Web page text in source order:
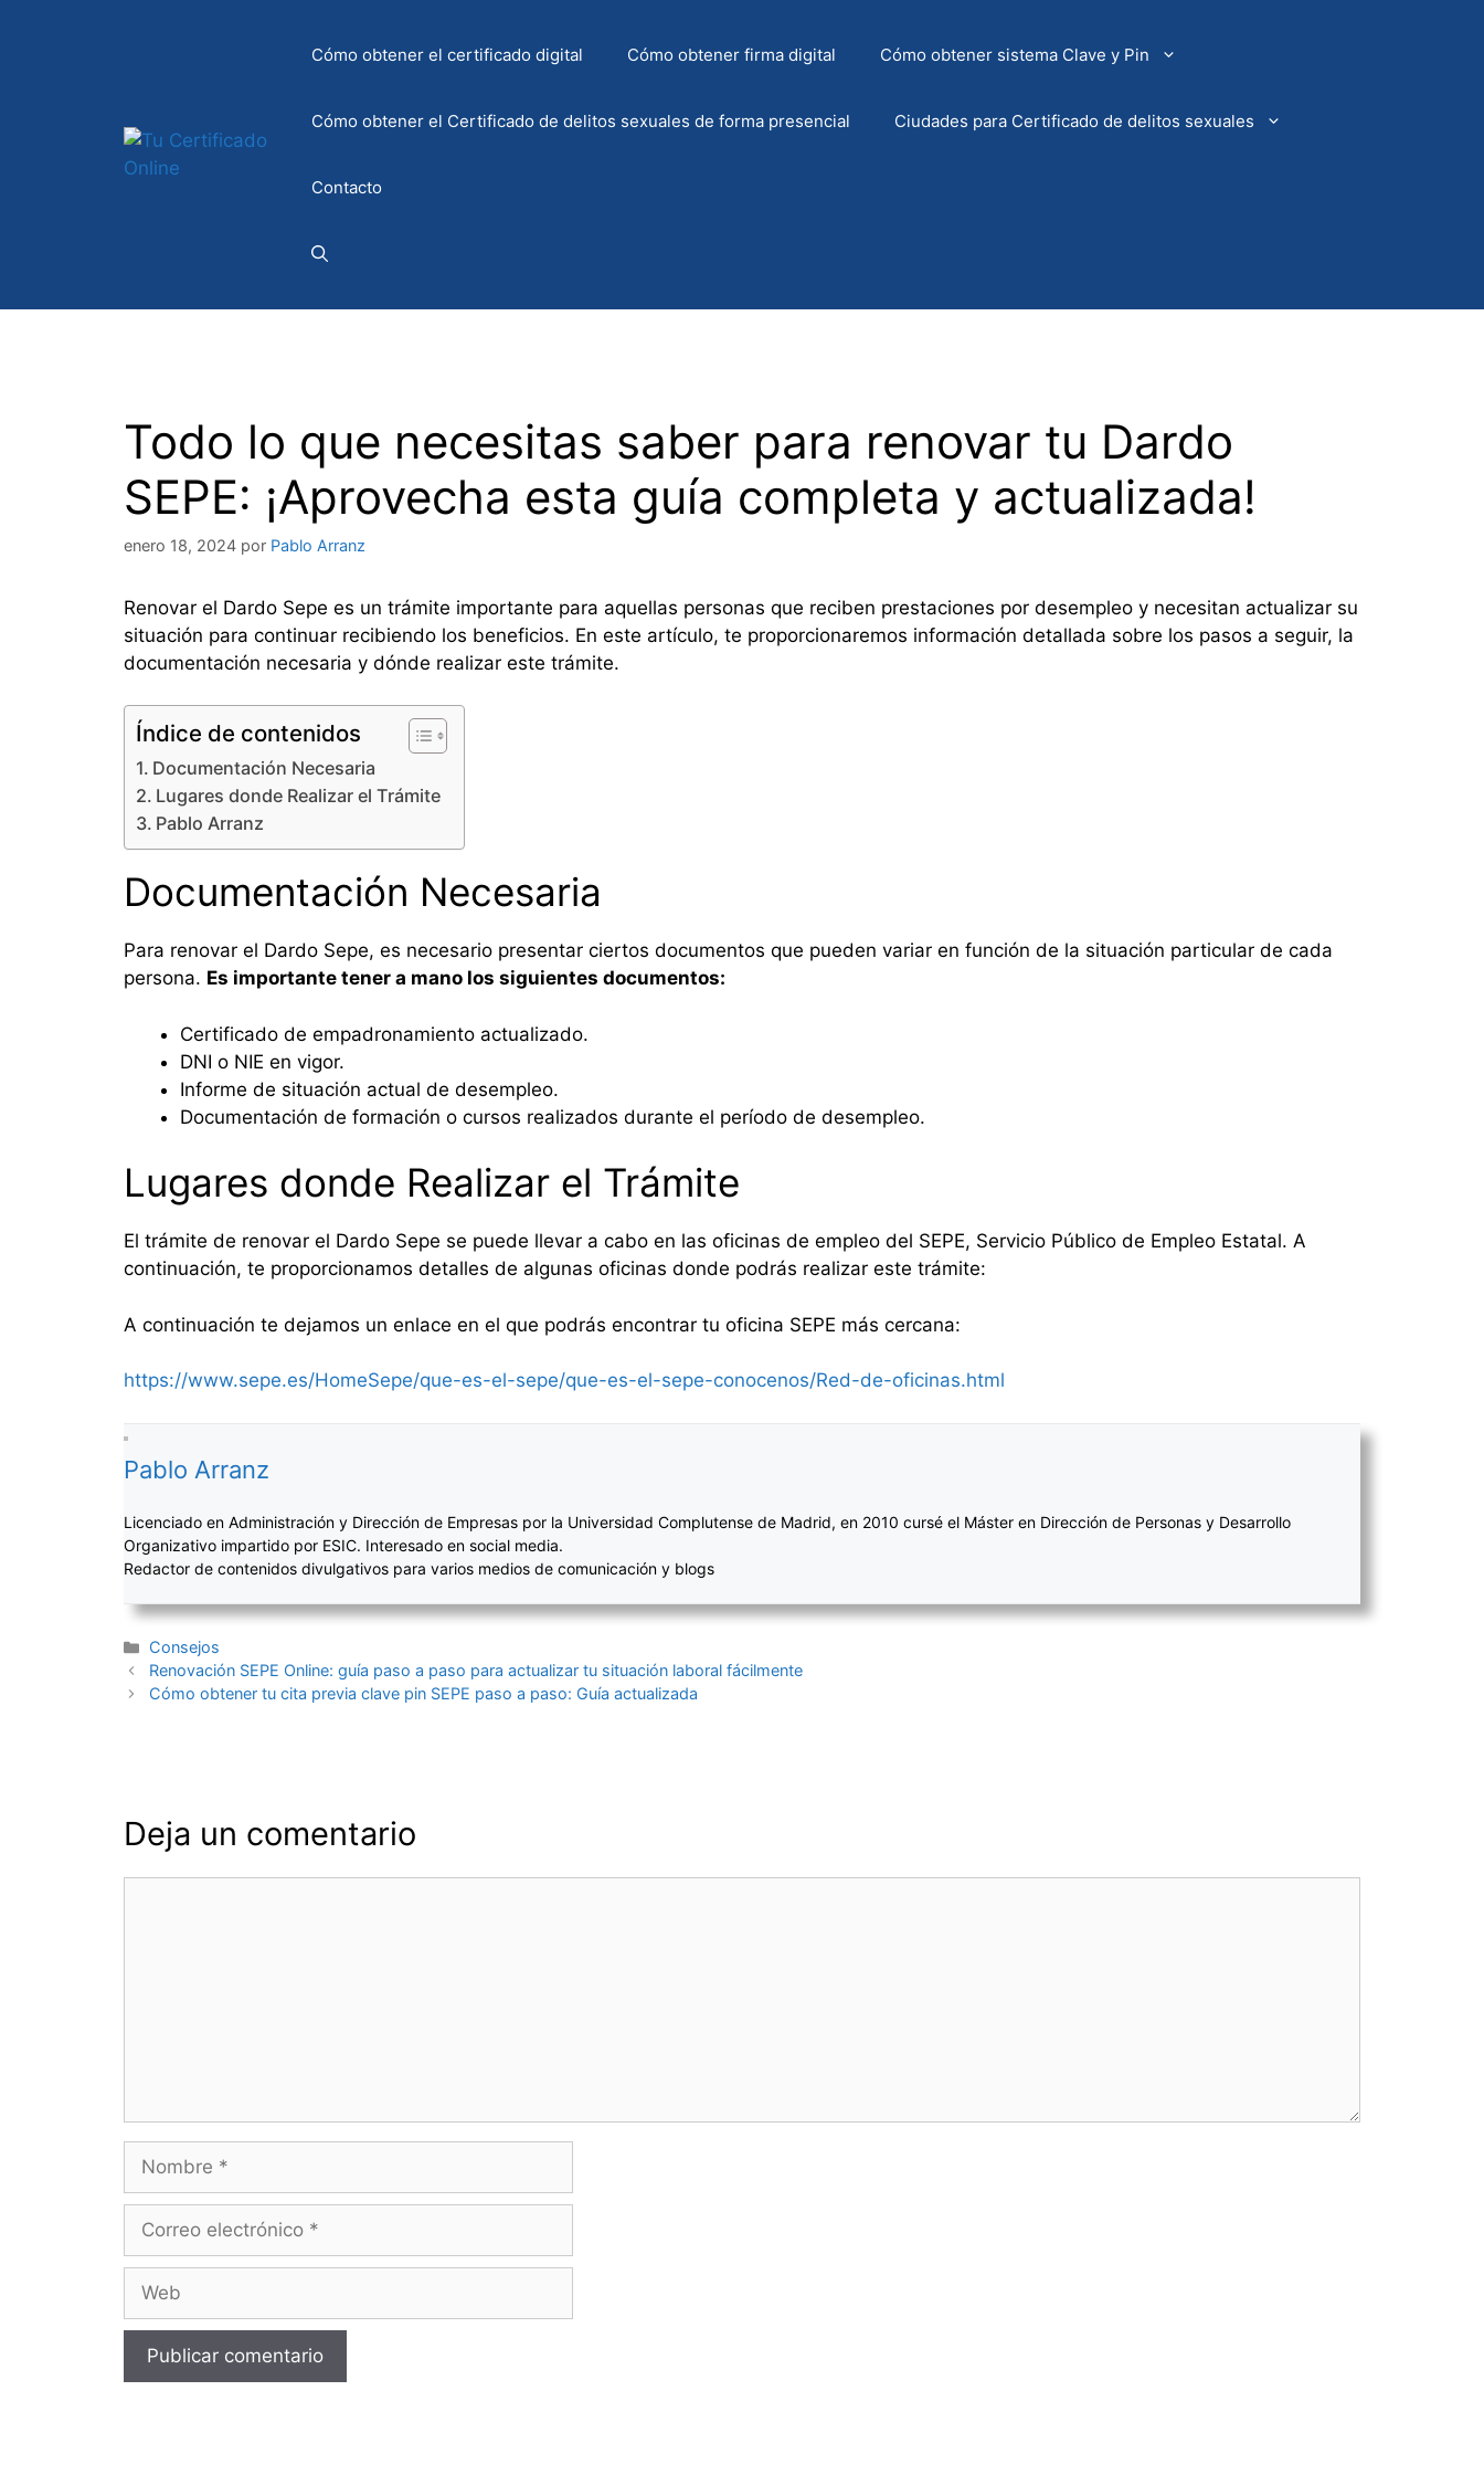
Cómo obtener el certificado digital Cómo obtener firma digital Cómo obtener sistema Clave y Pin
Cómo obtener el Certificado de delitos sexuales de forma presencial Ciudades para Certificado de delitos sexuales
Contacto
Todo lo que necesitas saber para renovar tu Dardo
SEPE: ¡Aprovecha esta guía completa y actualizada!
enero 18, 2024 por Pablo Arranz
Renovar el Dardo Sepe es un trámite importante para aquellas personas que reciben prestaciones por desempleo y necesitan actualizar su
situación para continuar recibiendo los beneficios. En este artículo, te proporcionaremos información detallada sobre los pasos a seguir, la
documentación necesaria y dónde realizar este trámite.
Índice de contenidos
Documentación Necesaria
Lugares donde Realizar el Trámite
Pablo Arranz
Documentación Necesaria
Para renovar el Dardo Sepe, es necesario presentar ciertos documentos que pueden variar en función de la situación particular de cada
persona. Es importante tener a mano los siguientes documentos:
Certificado de empadronamiento actualizado.
DNI o NIE en vigor.
Informe de situación actual de desempleo.
Documentación de formación o cursos realizados durante el período de desempleo.
Lugares donde Realizar el Trámite
El trámite de renovar el Dardo Sepe se puede llevar a cabo en las oficinas de empleo del SEPE, Servicio Público de Empleo Estatal. A
continuación, te proporcionamos detalles de algunas oficinas donde podrás realizar este trámite:
A continuación te dejamos un enlace en el que podrás encontrar tu oficina SEPE más cercana:
https://www.sepe.es/HomeSepe/que-es-el-sepe/que-es-el-sepe-conocenos/Red-de-oficinas.html
Pablo Arranz
Licenciado en Administración y Dirección de Empresas por la Universidad Complutense de Madrid, en 2010 cursé el Máster en Dirección de Personas y Desarrollo
Organizativo impartido por ESIC. Interesado en social media.
Redactor de contenidos divulgativos para varios medios de comunicación y blogs
Categorías
Consejos
Navegación
de
Renovación SEPE Online: guía paso a paso para actualizar tu situación laboral fácilmente
Cómo obtener tu cita previa clave pin SEPE paso a paso: Guía actualizada
Deja un comentario
Nombre
Correo
Web